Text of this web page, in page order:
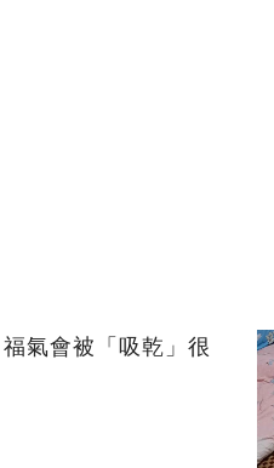
氣會被「吸乾」很